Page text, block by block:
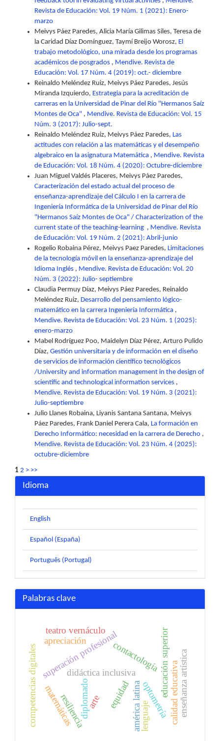
Revista de Educación: Vol. 19 Núm. 1 (2021): Enero-
marzo
Meivys Páez Paredes, Alicia María Gilimas Siles, Teresa de
la Caridad Díaz Domínguez, Taymí Breijo Worosz, El
trabajo metodológico, una mirada desde los programas
académicos de posgrados , Mendive. Revista de
Educación: Vol. 17 Núm. 4 (2019): oct.- diciembre
Reinaldo Meléndez Ruiz, Meivys Páez Paredes, Jesús
Miranda Izquierdo, Estrategia para la acreditación de
carreras en la Universidad de Pinar del Río "Hermanos Saíz
Montes de Oca" , Mendive. Revista de Educación: Vol. 15
Núm. 3 (2017): Julio-sept.
Reinaldo Meléndez Ruiz, Meivys Páez Paredes, Las
actitudes con relación a las matemáticas y el desempeño
algebraico en la asignatura Matemática , Mendive. Revista
de Educación: Vol. 18 Núm. 4 (2020): Octubre-diciembre
Juan Miguel Valdés Placeres, Meivys Páez Paredes,
Caracterización del estado actual del proceso de
enseñanza-aprendizaje del Cálculo I en la carrera de
Ingeniería Informática de la Universidad de Pinar del Río
"Hermanos Saíz Montes de Oca" / Characterization of the
current state of the teaching-learning , Mendive. Revista
de Educación: Vol. 19 Núm. 2 (2021): Abril-junio
Rogelio Robaina Pérez, Meivys Paez Paredes, Limitaciones
de la tecnología móvil en la enseñanza-aprendizaje del
Idioma Inglés , Mendive. Revista de Educación: Vol. 20
Núm. 3 (2022): Julio- septiembre
Claudia Permuy Díaz, Meivys Páez Paredes, Reinaldo
Meléndez Ruiz, Desarrollo del pensamiento lógico-
matemático en la carrera Ingeniería Informática ,
Mendive. Revista de Educación: Vol. 23 Núm. 1 (2025):
enero-marzo
Mabel Rodríguez Poo, Maidelyn Díaz Pérez, Arturo Pulido
Díaz, Gestión universitaria y de información en el diseño
de servicios de información científico tecnológicos
/University and information management in the design of
scientific and technological information services ,
Mendive. Revista de Educación: Vol. 19 Núm. 3 (2021):
Julio-septiembre
Julio Llanes Robaina, Liyanis Santana Santana, Meivys
Páez Paredes, Frank Daniel Perera Cala, La formación en
Derecho Informático: necesidad en la carrera de Derecho ,
Mendive. Revista de Educación: Vol. 23 Núm. 4 (2025):
octubre-diciembre
1 2 > >>
Idioma
English
Español (España)
Português (Portugal)
Palabras clave
contactología
diplomado optometría
superación profesional
didáctica inclusiva educación superior
américa latina
equidad
resiliencia calidad educativa
competencias digitales lenguaje
arte enseñanza artística
teatro vernáculo
apreciación
matemáticas